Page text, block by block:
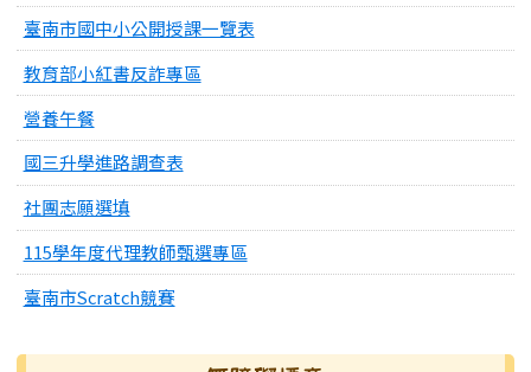
臺南市國中小公開授課一覽表
教育部小紅書反詐專區
營養午餐
國三升學進路調查表
社團志願選填
115學年度代理教師甄選專區
臺南市Scratch競賽